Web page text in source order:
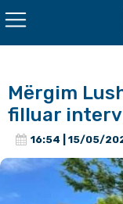
Mërgim
filluar
16:54 | 15/05/